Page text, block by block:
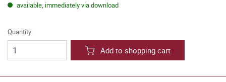
available, immediately via download
Quantity:
Add to shopping cart